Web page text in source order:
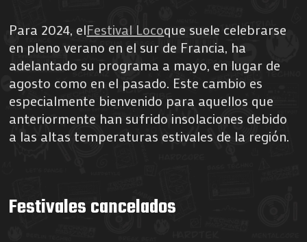
Para 2024, elFestival Locoque suele celebrarse
en pleno verano en el sur de Francia, ha
adelantado su programa a mayo, en lugar de
agosto como en el pasado. Este cambio es
especialmente bienvenido para aquellos que
anteriormente han sufrido insolaciones debido
a las altas temperaturas estivales de la región.
Festivales cancelados